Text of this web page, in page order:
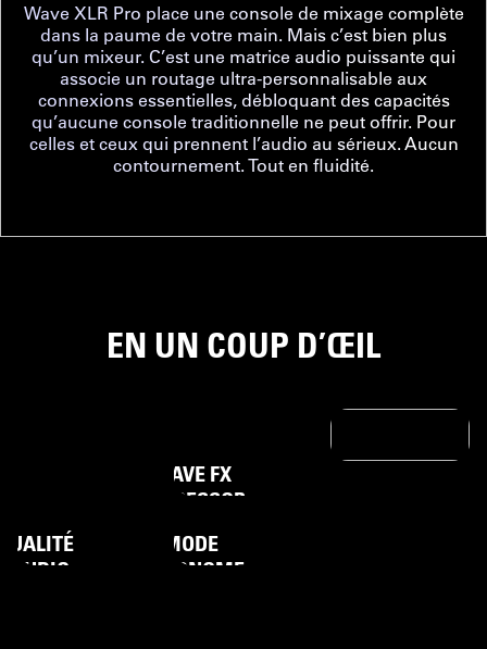
Wave XLR Pro place une console de mixage complète
dans la paume de votre main. Mais c’est bien plus
qu’un mixeur. C’est une matrice audio puissante qui
associe un routage ultra-personnalisable aux
connexions essentielles, débloquant des capacités
qu’aucune console traditionnelle ne peut offrir. Pour
celles et ceux qui prennent l’audio au sérieux. Aucun
contournement. Tout en fluidité.
EN UN COUP D’ŒIL
WAVE FX
PROCESSOR
STUDIO
MODE
AUTONOME